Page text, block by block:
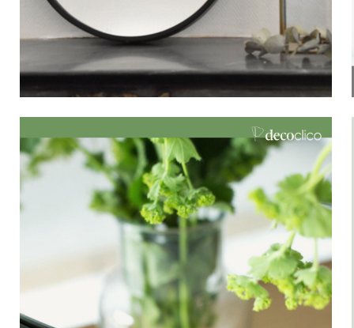
Bistrot
Vlooienmarkt
Hedendaags
Haussmanniaanse geest
Grand Hotel
Natuurlijk
Blond hout
Papier mache
Glas
Verzinkt en